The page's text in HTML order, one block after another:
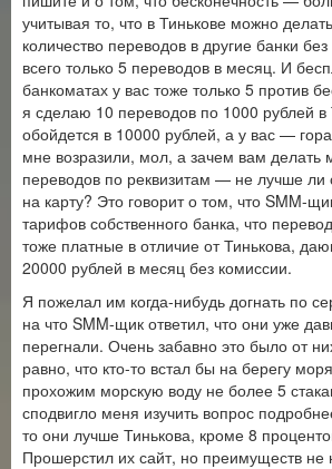
учитывая то, что в Тинькове можно
количество переводов в другие банки
всего только 5 переводов в месяц. И
банкоматах у вас тоже только 5 против
я сделаю 10 переводов по 1000 рублей в
обойдется в 10000 рублей, а у вас —
мне возразили, мол, а зачем вам делать
переводов по реквизитам — не лучше ли
на карту? Это говорит о том, что SMM-
тарифов собственного банка, что
тоже платные в отличие от Тинькова,
20000 рублей в месяц без комиссии.
Я пожелал им когда-нибудь догнать по
на что SMM-щик ответил, что они уже
перегнали. Очень забавно это было от
равно, что кто-то встал бы на берегу
прохожим морскую воду не более 5
сподвигло меня изучить вопрос
то они лучше Тинькова, кроме 8
Прошерстил их сайт, но преимуществ не